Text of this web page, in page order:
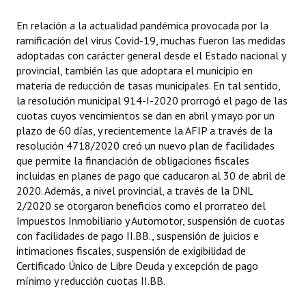
En relación a la actualidad pandémica provocada por la
ramificación del virus Covid-19, muchas fueron las medidas
adoptadas con carácter general desde el Estado nacional y
provincial, también las que adoptara el municipio en
materia de reducción de tasas municipales. En tal sentido,
la resolución municipal 914-I-2020 prorrogó el pago de las
cuotas cuyos vencimientos se dan en abril y mayo por un
plazo de 60 días, y recientemente la AFIP a través de la
resolución 4718/2020 creó un nuevo plan de facilidades
que permite la financiación de obligaciones fiscales
incluidas en planes de pago que caducaron al 30 de abril de
2020. Además, a nivel provincial, a través de la DNL
2/2020 se otorgaron beneficios como el prorrateo del
Impuestos Inmobiliario y Automotor, suspensión de cuotas
con facilidades de pago II.BB., suspensión de juicios e
intimaciones fiscales, suspensión de exigibilidad de
Certificado Único de Libre Deuda y excepción de pago
mínimo y reducción cuotas II.BB.